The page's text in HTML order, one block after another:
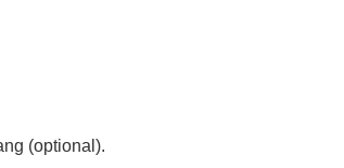
(optional).